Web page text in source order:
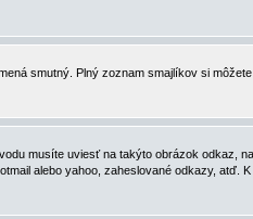
smutný. Plný zoznam smajlíkov si
musíte uviesť na takýto obrázok odkaz,
alebo yahoo, zaheslované odkazy, atď.